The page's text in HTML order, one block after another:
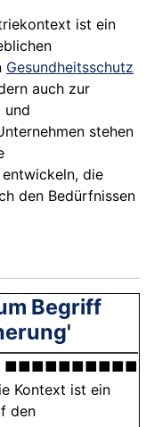
ist ein
Gesundheitsschutz
auch zur
und
stehen
die
den Bedürfnissen
Begriff
■■■■■■■■■■
Kontext ist ein
den